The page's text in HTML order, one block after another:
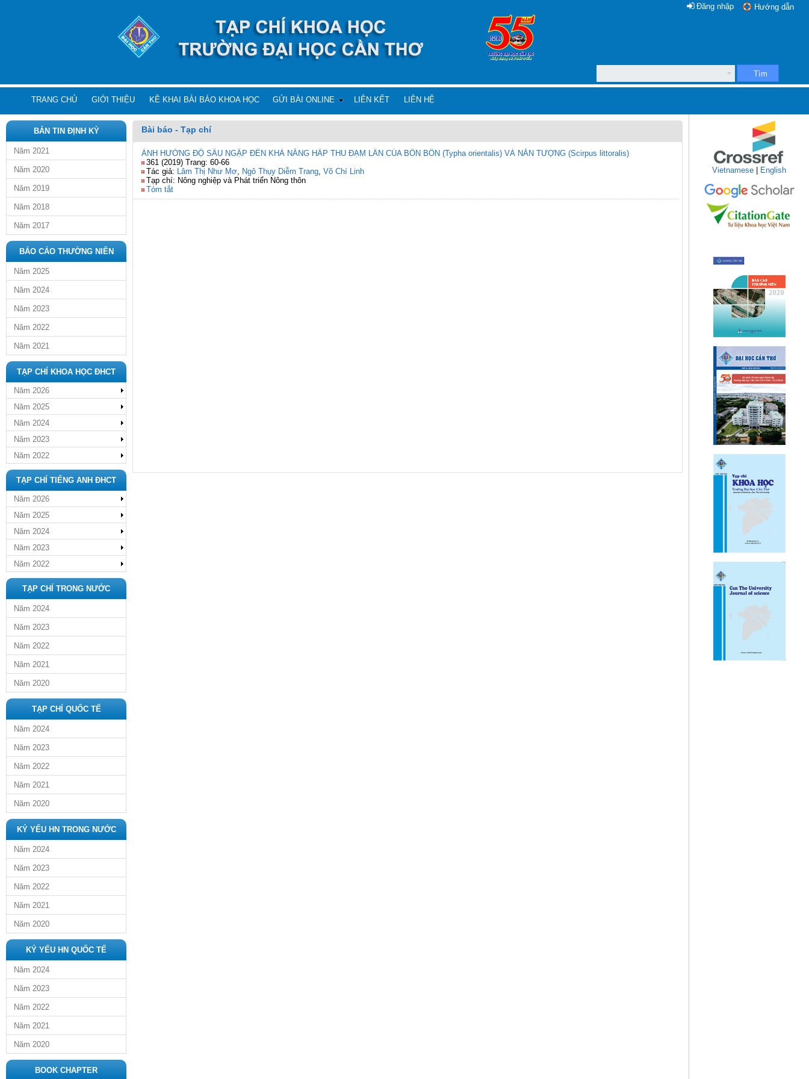
Hướng dẫn
Đăng nhập
Tìm
TRANG CHỦ GIỚI THIỆU KÊ KHAI BÀI BÁO KHOA HỌC GỬI BÀI ONLINE LIÊN KẾT LIÊN HỆ
BẢN TIN ĐỊNH KỲ
Năm 2021
Năm 2020
Năm 2019
Năm 2018
Năm 2017
BÁO CÁO THƯỜNG NIÊN
Năm 2025
Năm 2024
Năm 2023
Năm 2022
Năm 2021
TẠP CHÍ KHOA HỌC ĐHCT
Năm 2026
Năm 2025
Năm 2024
Năm 2023
Năm 2022
TẠP CHÍ TIẾNG ANH ĐHCT
Năm 2026
Năm 2025
Năm 2024
Năm 2023
Năm 2022
TẠP CHÍ TRONG NƯỚC
Năm 2024
Năm 2023
Năm 2022
Năm 2021
Năm 2020
TẠP CHÍ QUỐC TẾ
Năm 2024
Năm 2023
Năm 2022
Năm 2021
Năm 2020
KỶ YẾU HN TRONG NƯỚC
Năm 2024
Năm 2023
Năm 2022
Năm 2021
Năm 2020
KỶ YẾU HN QUỐC TẾ
Năm 2024
Năm 2023
Năm 2022
Năm 2021
Năm 2020
BOOK CHAPTER
Bài báo - Tạp chí
ẢNH HƯỞNG ĐỘ SÂU NGẬP ĐẾN KHẢ NĂNG HẤP THU ĐẠM LÂN CỦA BỒN BỒN (Typha orientalis) VÀ NĂN TƯỢNG (Scirpus littoralis)
361 (2019) Trang: 60-66
Tác giả: Lâm Thị Như Mơ, Ngô Thụy Diễm Trang, Võ Chí Linh
Tạp chí: Nông nghiệp và Phát triển Nông thôn
Tóm tắt
Vietnamese English